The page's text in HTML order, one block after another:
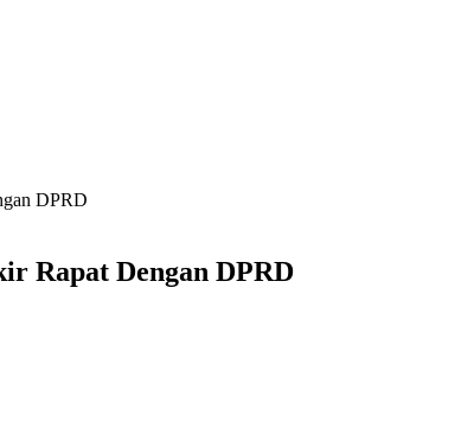
DPRD
Rapat Dengan DPRD